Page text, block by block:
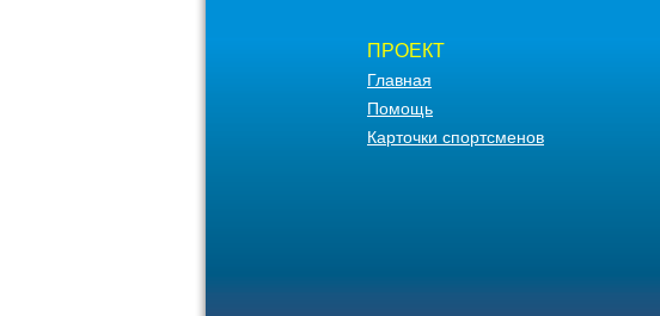
ПРОЕКТ
Главная
Помощь
Карточки спортсменов